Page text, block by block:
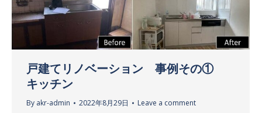
戸建てリノベーション 事例その①
キッチン
By akr-admin 2022年8月29日 Leave a comment